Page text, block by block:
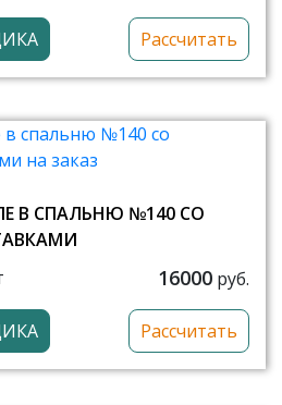
Рассчитать
В СПАЛЬНЮ №140 СО
16000 руб.
Рассчитать